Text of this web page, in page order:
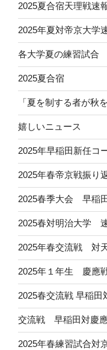
2025夏合宿天理戦速
2025年夏対帝京大学
各大学夏の練習試合
2025夏合宿
「夏を制する者が
嬉しいニュース
2025年早稲田新任コ
2025年春帝京戦振り
2025春季大会 早稲
2025春対明治大学
2025年春交流戦 対
2025年１年生 慶應
2025春交流戦 早稲
交流戦 早稲田対慶
2025年春練習試合対